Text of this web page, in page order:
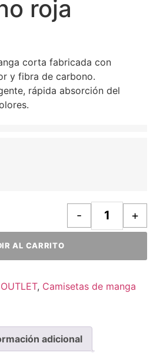
roja
corta fabricada con
y fibra de carbono.
rápida absorción del
- +
AL CARRITO
OUTLET, Camisetas de manga
adicional